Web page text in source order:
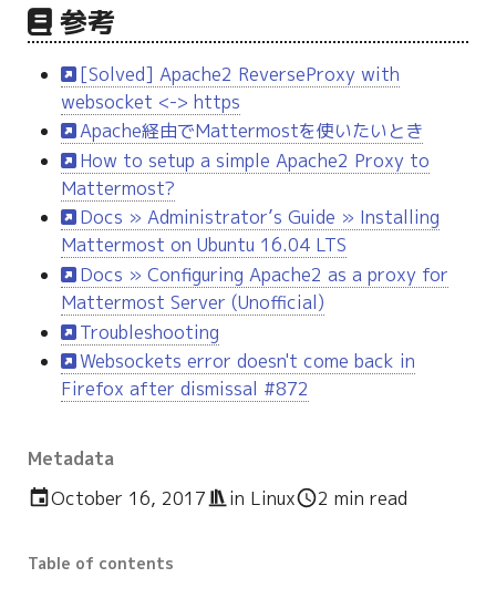
Metadata
October 16, 2017
in Linux 2 min read
Table of contents
参考
[Solved] Apache2 ReverseProxy with
websocket <-> https
Apache経由でMattermostを使いたいとき
How to setup a simple Apache2 Proxy to
Mattermost?
Docs » Administrator’s Guide » Installing
Mattermost on Ubuntu 16.04 LTS
Docs » Configuring Apache2 as a proxy for
Mattermost Server (Unofficial)
Troubleshooting
Websockets error doesn't come back in
Firefox after dismissal #872